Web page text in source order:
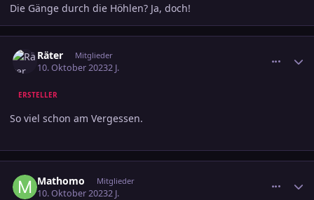
Die Gänge durch die Höhlen? Ja, doch!
Räter Mitglieder
10. Oktober 20232 J.
ERSTELLER
So viel schon am Vergessen.
Mathomo Mitglieder
10. Oktober 20232 J.